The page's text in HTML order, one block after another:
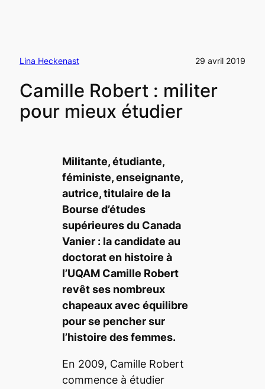
Lina Heckenast 29 avril 2019
Camille Robert : militer
pour mieux étudier
Militante, étudiante,
féministe, enseignante,
autrice, titulaire de la
Bourse d’études
supérieures du Canada
Vanier : la candidate au
doctorat en histoire à
l’UQAM Camille Robert
revêt ses nombreux
chapeaux avec équilibre
pour se pencher sur
l’histoire des femmes.
En 2009, Camille Robert
commence à étudier